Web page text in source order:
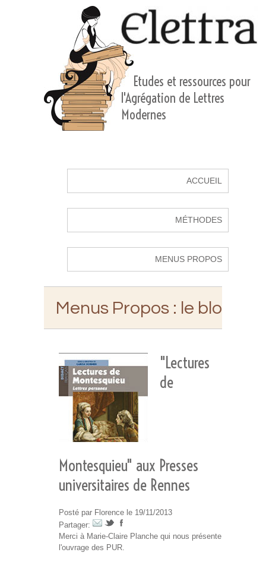
Etudes et ressources pour
l'Agrégation de Lettres
Modernes
ACCUEIL
MÉTHODES
MENUS PROPOS
Menus Propos : le blog
"Lectures
de
Montesquieu" aux Presses
universitaires de Rennes
Posté par Florence le 19/11/2013
Partager:
Merci à Marie-Claire Planche qui nous présente
l'ouvrage des PUR.